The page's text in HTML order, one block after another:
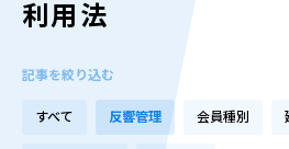
利用法
記事を絞り込む
すべて 反響管理 会員種別